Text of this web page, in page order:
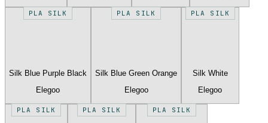
PLA SILK
Silk Blue Purple Black
Elegoo
PLA SILK
Silk Blue Green Orange
Elegoo
PLA SILK
Silk White
Elegoo
PLA SILK PLA SILK PLA SILK